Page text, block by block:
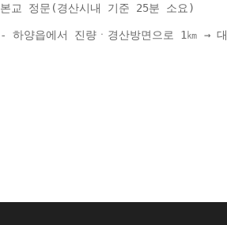
본교 정문(경산시내 기준 25분 소요)
- 하양읍에서 진량ㆍ경산방면으로 1㎞ →